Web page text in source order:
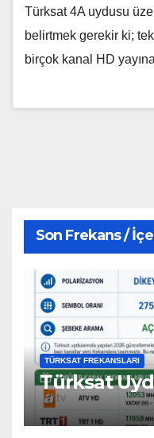
Türksat 4A uydusu
belirtmek gerekir ki;
birçok kanal HD
Son Frekans /
TÜRKSAT FREKANSLARI
Türksat